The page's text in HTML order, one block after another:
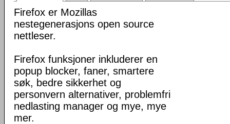
Firefox er Mozillas
nestegenerasjons open source
nettleser.
Firefox funksjoner inkluderer en
popup blocker, faner, smartere
søk, bedre sikkerhet og
personvern alternativer, problemfri
nedlasting manager og mye, mye
mer.